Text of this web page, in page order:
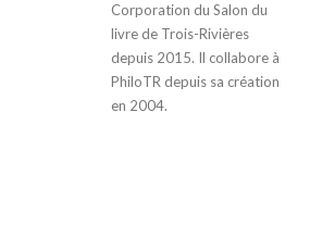
Corporation du Salon du
livre de Trois-Rivières
depuis 2015. Il collabore à
PhiloTR depuis sa création
en 2004.